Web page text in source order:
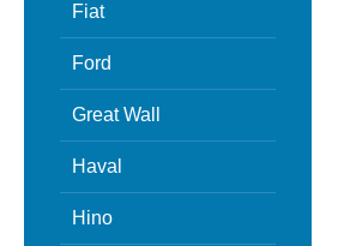
Fiat
Ford
Great Wall
Haval
Hino